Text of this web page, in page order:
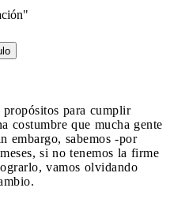
para cumplir
costumbre que mucha gente
embargo, sabemos -por
si no tenemos la firme
vamos olvidando